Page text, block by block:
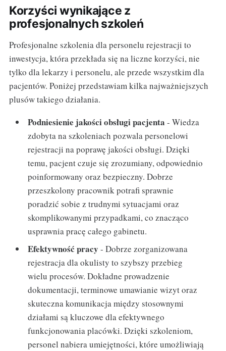
Korzyści wynikające z
profesjonalnych szkoleń
Profesjonalne szkolenia dla personelu rejestracji to
inwestycja, która przekłada się na liczne korzyści, nie
tylko dla lekarzy i personelu, ale przede wszystkim dla
pacjentów. Poniżej przedstawiam kilka najważniejszych
plusów takiego działania.
Podniesienie jakości obsługi pacjenta - Wiedza
zdobyta na szkoleniach pozwala personelowi
rejestracji na poprawę jakości obsługi. Dzięki
temu, pacjent czuje się zrozumiany, odpowiednio
poinformowany oraz bezpieczny. Dobrze
przeszkolony pracownik potrafi sprawnie
poradzić sobie z trudnymi sytuacjami oraz
skomplikowanymi przypadkami, co znacząco
usprawnia pracę całego gabinetu.
Efektywność pracy - Dobrze zorganizowana
rejestracja dla okulisty to szybszy przebieg
wielu procesów. Dokładne prowadzenie
dokumentacji, terminowe umawianie wizyt oraz
skuteczna komunikacja między stosownymi
działami są kluczowe dla efektywnego
funkcjonowania placówki. Dzięki szkoleniom,
personel nabiera umiejętności, które umożliwiają